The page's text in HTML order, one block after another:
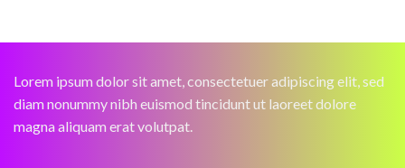
Lorem ipsum dolor sit amet, consectetuer adipiscing elit, sed
diam nonummy nibh euismod tincidunt ut laoreet dolore
magna aliquam erat volutpat.